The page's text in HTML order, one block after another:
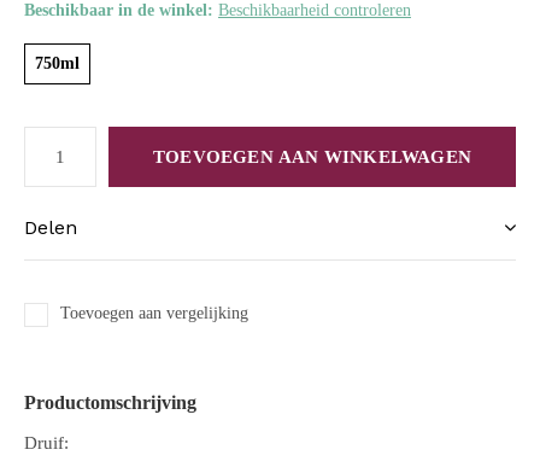
Beschikbaar in de winkel: Beschikbaarheid controleren
750ml
TOEVOEGEN AAN WINKELWAGEN
Delen
Toevoegen aan vergelijking
Productomschrijving
Druif: